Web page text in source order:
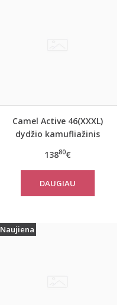
Camel Active 46(XXXL)
dydžio kamufliažinis
310780
13880€
DAUGIAU
Naujiena